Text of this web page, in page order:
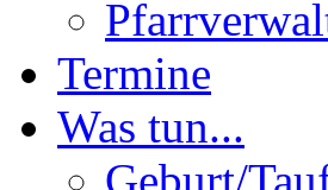
Termine
Was tun...